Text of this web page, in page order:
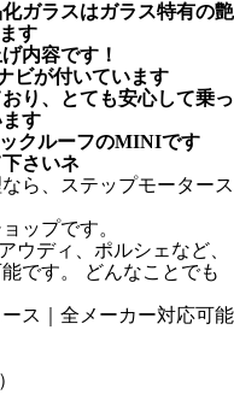
ガラスはガラス特有の艶
ます
内容です！
ビが付いています
り、とても安心して乗っ
ます
クルーフのMINIです
さいネ
ら、ステップモータース
ップです。
ウディ、ポルシェなど、
です。 どんなことでも
ス｜全メーカー対応可能